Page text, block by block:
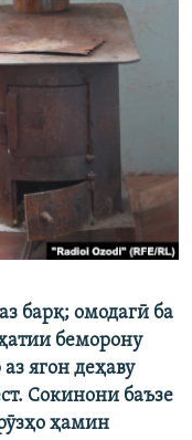
барқ; омодагӣ ба
беморону
ягон деҳаву
Сокинони баъзе
ҳамин